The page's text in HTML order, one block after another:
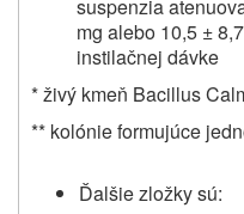
suspenzia
mg alebo 10,5 ±
instilačnej dávke
* živý kmeň Bacillus
** kolónie formujúce
Ďalšie zložky sú: